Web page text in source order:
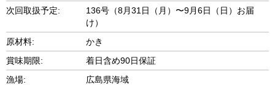
次回取扱予定:
136号（8月31日（月）〜9月6日（日）お届
け）
原材料:
かき
賞味期限:
着日含め90日保証
漁場:
広島県海域